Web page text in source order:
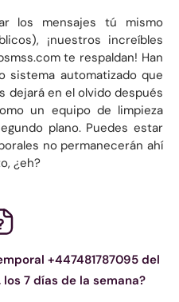
los mensajes tú mismo
¡nuestros increíbles
te respaldan! Han
sistema automatizado que
dejará en el olvido después
un equipo de limpieza
plano. Puedes estar
no permanecerán ahí
¿eh?
+447481787095 del
7 días de la semana?